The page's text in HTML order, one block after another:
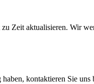
Zeit aktualisieren. Wir
kontaktieren Sie uns